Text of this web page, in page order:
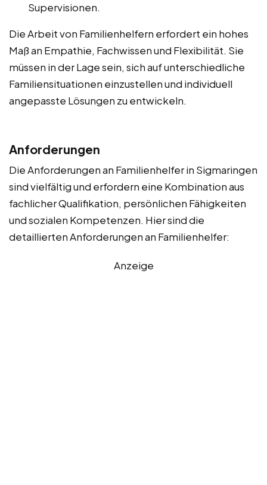
Supervisionen.
Die Arbeit von Familienhelfern erfordert ein hohes
Maß an Empathie, Fachwissen und Flexibilität. Sie
müssen in der Lage sein, sich auf unterschiedliche
Familiensituationen einzustellen und individuell
angepasste Lösungen zu entwickeln.
Anforderungen
Die Anforderungen an Familienhelfer in Sigmaringen
sind vielfältig und erfordern eine Kombination aus
fachlicher Qualifikation, persönlichen Fähigkeiten
und sozialen Kompetenzen. Hier sind die
detaillierten Anforderungen an Familienhelfer:
Anzeige